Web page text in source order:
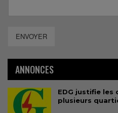
ENVOYER
ANNONCES
EDG justifie les
plusieurs